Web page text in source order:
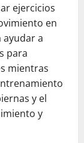
ejercicios
en
a
para
mientras
y el
y